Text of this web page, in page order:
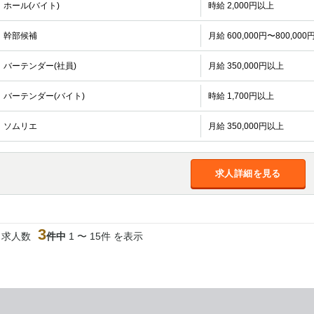
ホール(バイト) 時給 2,000円以上
幹部候補 月給 600,000円〜800,000
バーテンダー(社員) 月給 350,000円以上
バーテンダー(バイト) 時給 1,700円以上
ソムリエ 月給 350,000円以上
求人詳細を見る
人数 3件中 1 〜 15件 を表示